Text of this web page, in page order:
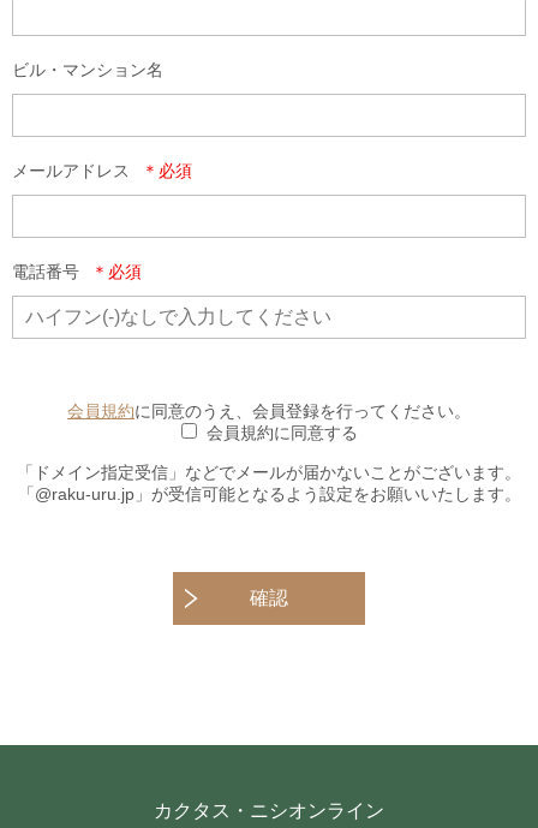
ビル・マンション名
メールアドレス
電話番号
会員規約に同意のうえ、会員登録を行ってください。
会員規約に同意する
「ドメイン指定受信」などでメールが届かないことがございます。
「@raku-uru.jp」が受信可能となるよう設定をお願いいたします。
確認
カクタス・ニシオンライン